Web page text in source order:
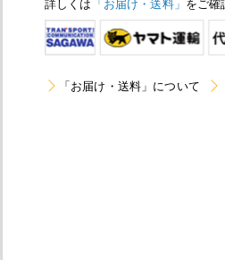
「お届け・送料」について